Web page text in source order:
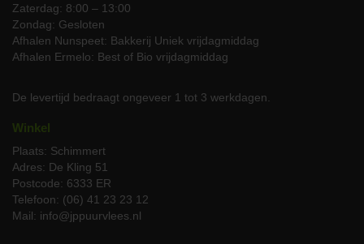
producten, neem dan gerust
via telefoon 06-51 08 59 43 of email op info@jppuurvlees.nl. Wij
staan voor u klaar en helpen u graag verder om van elke maaltijd
een bijzonder moment te maken.
Zaterdag: 8:00 – 13:00
Zondag: Gesloten
Afhalen Nunspeet: Bakkerij Uniek vrijdagmiddag
Afhalen Ermelo: Best of Bio vrijdagmiddag
De levertijd bedraagt ongeveer 1 tot 3 werkdagen.
Winkel
Plaats: Schimmert
Adres: De Kling 51
Postcode: 6333 ER
Telefoon: (06) 41 23 23 12
Mail: info@jppuurvlees.nl